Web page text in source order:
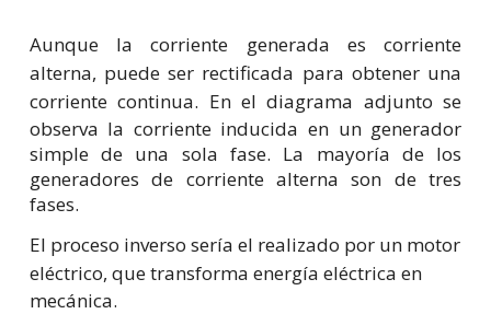
Aunque la corriente generada escorriente
alterna, puede ser rectificada para obtener una
corriente continua. En el diagrama adjunto se
observa la corriente inducida en un generador
simple de una sola fase. La mayoría de los
generadores de corriente alterna son de tres
fases.
El proceso inverso sería el realizado por un motor
eléctrico, que transforma energía eléctrica en
mecánica.